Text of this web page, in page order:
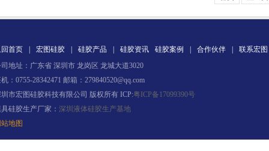
高效过滤器液槽胶
首页 宏图硅胶 硅胶产品 硅胶资讯 硅胶案例 合作伙伴
联系宏图
地址：广东省 深圳市 龙岗区 龙城大道3020
：0755-28342471 邮箱：279840520@qq.com
市宏图硅胶科技有限公司 版权所有 ICP:粤ICP备17099390号
硅胶生产厂家： 深圳液体硅胶生产基地
地图